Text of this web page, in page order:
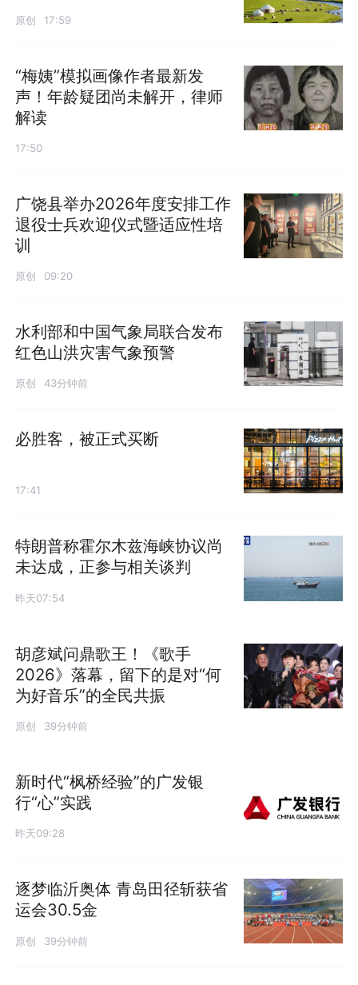
原创 17:59
“梅姨”模拟画像作者最新发
声！年龄疑团尚未解开，律师
解读
17:50
广饶县举办2026年度安排工作
退役士兵欢迎仪式暨适应性培
训
原创 09:20
水利部和中国气象局联合发布
红色山洪灾害气象预警
原创 43分钟前
必胜客，被正式买断
17:41
特朗普称霍尔木兹海峡协议尚
未达成，正参与相关谈判
昨天07:54
胡彦斌问鼎歌王！《歌手
2026》落幕，留下的是对“何
为好音乐”的全民共振
原创 39分钟前
新时代“枫桥经验”的广发银
行“心”实践
昨天09:28
逐梦临沂奥体 青岛田径斩获省
运会30.5金
原创 39分钟前